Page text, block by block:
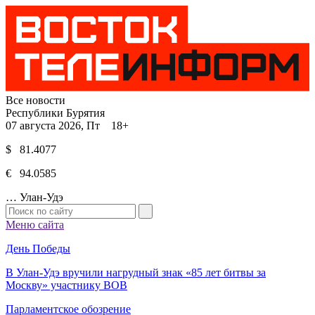
Все новости
Республики Бурятия
07 августа 2026, Пт 18+
$ 81.4077
€ 94.0585
… Улан-Удэ
Меню сайта
День Победы
В Улан-Удэ вручили нагрудный знак «85 лет битвы за
Москву» участнику ВОВ
Парламентское обозрение